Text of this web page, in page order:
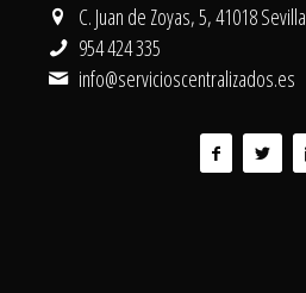
C. Juan de Zoyas, 5, 41018 Sevilla
954 424 335
info@servicioscentralizados.es